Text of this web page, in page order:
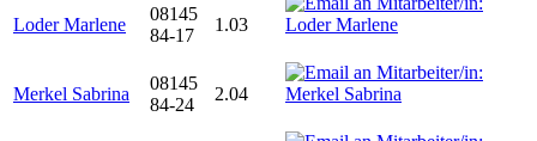
Loder Marlene
08145
84-17
1.03
Merkel Sabrina
08145
84-24
2.04